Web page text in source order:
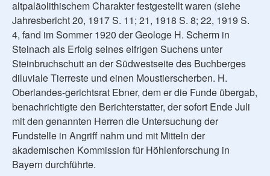
altpaläolithischem Charakter festgestellt waren (siehe
Jahresbericht 20, 1917 S. 11; 21, 1918 S. 8; 22, 1919 S.
4, fand im Sommer 1920 der Geologe H. Scherm in
Steinach als Erfolg seines eifrigen Suchens unter
Steinbruchschutt an der Südwestseite des Buchberges
diluviale Tierreste und einen Moustierscherben. H.
Oberlandes-gerichtsrat Ebner, dem er die Funde übergab,
benachrichtigte den Berichterstatter, der sofort Ende Juli
mit den genannten Herren die Untersuchung der
Fundstelle in Angriff nahm und mit Mitteln der
akademischen Kommission für Höhlenforschung in
Bayern durchführte.